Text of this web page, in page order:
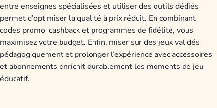
entre enseignes spécialisées et utiliser des outils dédiés
permet d’optimiser la qualité à prix réduit. En combinant
codes promo, cashback et programmes de fidélité, vous
maximisez votre budget. Enfin, miser sur des jeux validés
pédagogiquement et prolonger l’expérience avec accessoires
et abonnements enrichit durablement les moments de jeu
éducatif.